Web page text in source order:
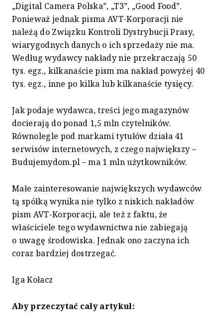
„Digital Camera Polska”, „T3”, „Good Food”.
Ponieważ jednak pisma AVT-Korporacji nie
należą do Związku Kontroli Dystrybucji Prasy,
wiarygodnych danych o ich sprzedaży nie ma.
Według wydawcy nakłady nie przekraczają 50
tys. egz., kilkanaście pism ma nakład powyżej 40
tys. egz., inne po kilka lub kilkanaście tysięcy.
Jak podaje wydawca, treści jego magazynów
docierają do ponad 1,5 mln czytelników.
Równolegle pod markami tytułów działa 41
serwisów internetowych, z czego największy –
Budujemydom.pl – ma 1 mln użytkowników.
Małe zainteresowanie największych wydawców
tą spółką wynika nie tylko z niskich nakładów
pism AVT-Korporacji, ale też z faktu, że
właściciele tego wydawnictwa nie zabiegają
o uwagę środowiska. Jednak ono zaczyna ich
coraz bardziej dostrzegać.
Iga Kołacz
Aby przeczytać cały artykuł: